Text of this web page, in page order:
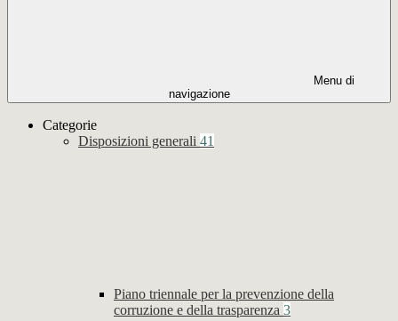
Menu di
navigazione
Categorie
Disposizioni generali 41
Piano triennale per la prevenzione della
corruzione e della trasparenza 3